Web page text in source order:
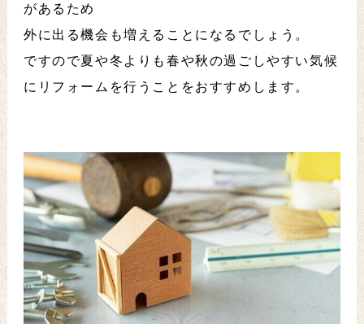
があるため
外に出る機会も増えることになるでしょう。
ですので夏や冬よりも春や秋の過ごしやすい気候
にリフォームを行うことをおすすめします。